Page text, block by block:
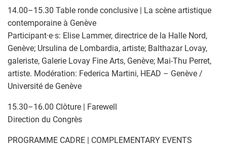
14.00–15.30 Table ronde conclusive | La scène artistique
contemporaine à Genève
Participant·e·s: Elise Lammer, directrice de la Halle Nord,
Genève; Ursulina de Lombardia, artiste; Balthazar Lovay,
galeriste, Galerie Lovay Fine Arts, Genève; Mai-Thu Perret,
artiste. Modération: Federica Martini, HEAD – Genève /
Université de Genève
15.30–16.00 Clôture | Farewell
Direction du Congrès
PROGRAMME CADRE | COMPLEMENTARY EVENTS